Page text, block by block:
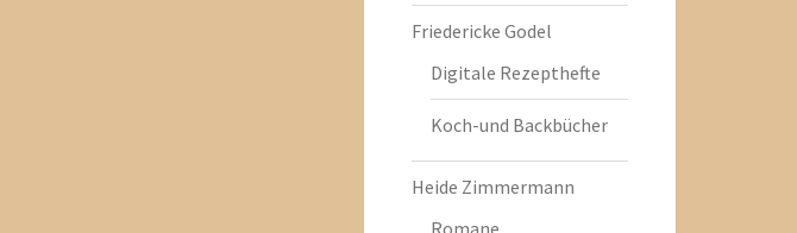
Friedericke Godel
Digitale Rezepthefte
Koch-und Backbücher
Heide Zimmermann
Romane